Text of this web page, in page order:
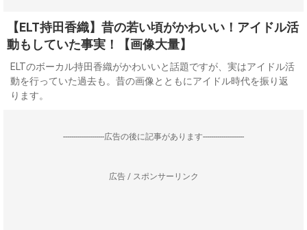
【ELT持田香織】昔の若い頃がかわいい！アイドル活
動もしていた事実！【画像大量】
ELTのボーカル持田香織がかわいいと話題ですが、実はアイドル活
動を行っていた過去も。昔の画像とともにアイドル時代を振り返
ります。
--------------------広告の後に記事があります--------------------
広告 / スポンサーリンク